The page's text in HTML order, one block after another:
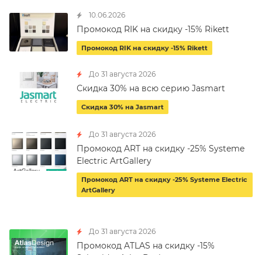
10.06.2026
Промокод RIK на скидку -15% Rikett
Промокод RIK на скидку -15% Rikett
До 31 августа 2026
Скидка 30% на всю серию Jasmart
Скидка 30% на Jasmart
До 31 августа 2026
Промокод ART на скидку -25% Systeme
Electric ArtGallery
Промокод ART на скидку -25% Systeme Electric
ArtGallery
До 31 августа 2026
Промокод ATLAS на скидку -15%